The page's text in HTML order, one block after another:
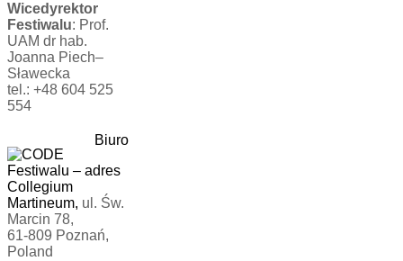
Wicedyrektor
Festiwalu: Prof.
UAM dr hab.
Joanna Piech–
Sławecka
tel.: +48 604 525
554
Biuro
Festiwalu – adres
Collegium
Martineum, ul. Św.
Marcin 78,
61-809 Poznań,
Poland